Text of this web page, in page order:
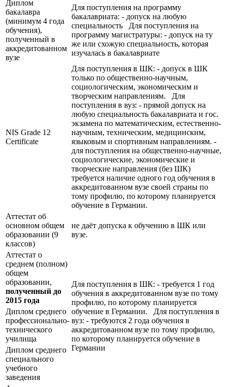
Диплом
бакалавра
(минимум 4 года
обучения),
полученный в
аккредитованном
вузе
Для поступления на программу
бакалавриата: - допуск на любую
специальность Для поступления на
программу магистратуры: - допуск на ту
же или схожую специальность, которая
изучалась в бакалавриате
NIS Grade 12
Certificate
Для поступления в ШК: - допуск в ШК
только по общественно-научным,
социологическим, экономическим и
творческим направлениям. Для
поступления в вуз: - прямой допуск на
любую специальность бакалавриата и гос.
экзамена по математическим, естественно-
научным, техническим, медицинским,
языковым и спортивным направлениям. -
для поступления на общественно-научные,
социологические, экономические и
творческие направления (без ШК)
требуется наличие одного год обучения в
аккредитованном вузе своей страны по
тому профилю, по которому планируется
обучение в Германии.
Аттестат об
основном общем
образовании (9
классов)
не даёт допуска к обучению в ШК или
вузе.
Аттестат о
среднем (полном)
общем
образовании,
полученный до
2015 года
Для поступления в ШК: - требуется 1 год
обучения в аккредитованном вузе по тому
профилю, по которому планируется
обучение в Германии. Для поступления в
вуз: - требуются 2 года обучения в
аккредитованном вузе по тому профилю,
по которому планируется обучение в
Германии
Диплом среднего
профессионально-
технического
училища
Диплом среднего
специального
учебного
заведения